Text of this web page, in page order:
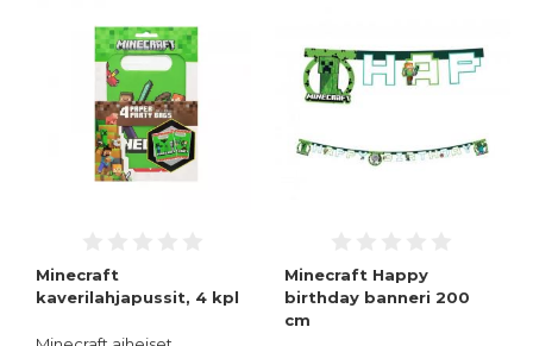
Minecraft
kaverilahjapussit, 4 kpl
Minecraft Happy
birthday banneri 200
cm